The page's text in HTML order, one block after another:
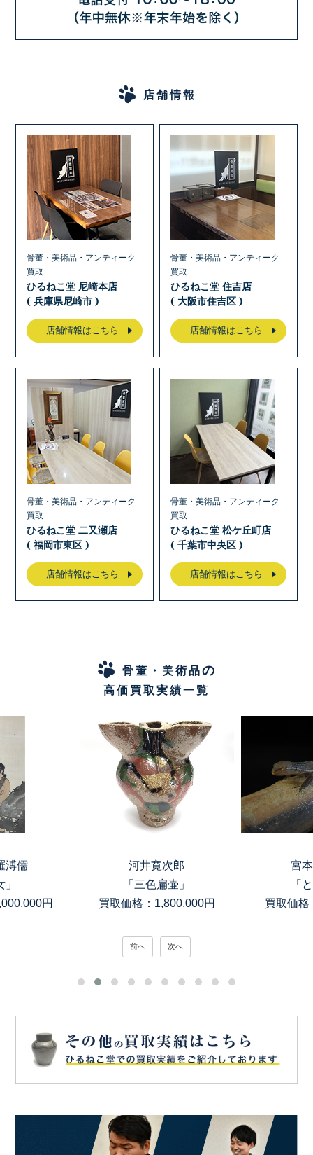
店舗情報
骨董・美術品・アンティーク
買取
ひるねこ堂 尼崎本店
( 兵庫県尼崎市 )
店舗情報はこちら
骨董・美術品・アンティーク
買取
ひるねこ堂 住吉店
( 大阪市住吉区 )
店舗情報はこちら
骨董・美術品・アンティーク
買取
ひるねこ堂 二又瀬店
( 福岡市東区 )
店舗情報はこちら
骨董・美術品・アンティーク
買取
ひるねこ堂 松ケ丘町店
( 千葉市中央区 )
店舗情報はこちら
骨董・美術品の
高価買取実績一覧
溥儒
円
河井寛次郎
「三色扁壷」
買取価格：1,800,000円
宮
「
買取価格
前へ 次へ